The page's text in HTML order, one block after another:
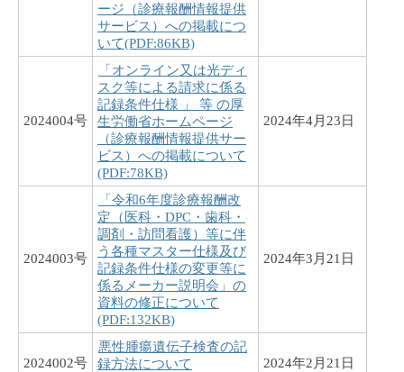
ージ（診療報酬情報提供
サービス）への掲載につ
いて(PDF:86KB)
2024004号
「オンライン又は光ディ
スク等による請求に係る
記録条件仕様 」 等 の厚
生労働省ホームページ
（診療報酬情報提供サー
ビス）への掲載について
(PDF:78KB)
2024年4月23日
2024003号
「令和6年度診療報酬改
定（医科・DPC・歯科・
調剤・訪問看護）等に伴
う各種マスター仕様及び
記録条件仕様の変更等に
係るメーカー説明会」の
資料の修正について
(PDF:132KB)
2024年3月21日
2024002号
悪性腫瘍遺伝子検査の記
録方法について
2024年2月21日